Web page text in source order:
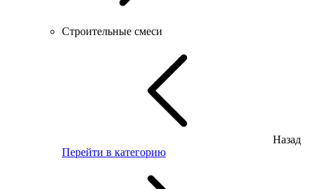
Строительные смеси
Назад
Перейти в категорию